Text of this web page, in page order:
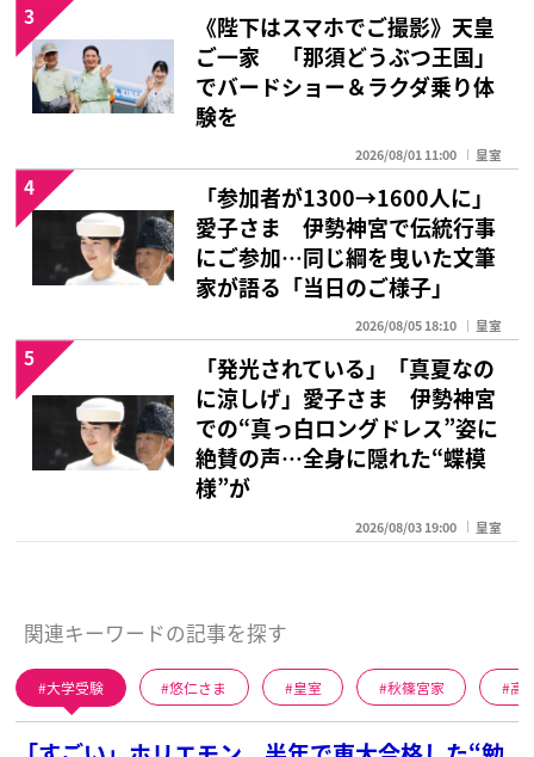
《陛下はスマホでご撮影》天皇
ご一家 「那須どうぶつ王国」
でバードショー＆ラクダ乗り体
験を
2026/08/01 11:00 皇室
3
「参加者が1300→1600人に」
愛子さま 伊勢神宮で伝統行事
にご参加…同じ綱を曳いた文筆
家が語る「当日のご様子」
2026/08/05 18:10 皇室
4
「発光されている」「真夏なの
に涼しげ」愛子さま 伊勢神宮
での“真っ白ロングドレス”姿に
絶賛の声…全身に隠れた“蝶模
様”が
2026/08/03 19:00 皇室
5
関連キーワードの記事を探す
大学受験 悠仁さま 皇室 秋篠宮家 高